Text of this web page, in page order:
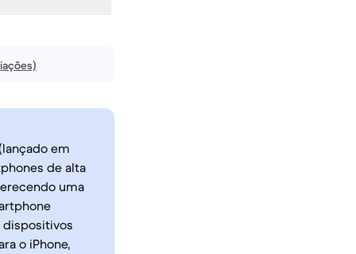
em
de alta
uma
dispositivos
o iPhone,